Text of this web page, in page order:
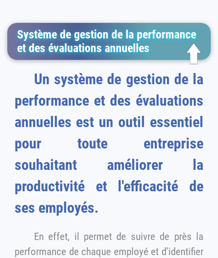
Système de gestion de la performance
et des évaluations annuelles
Un système de gestion de la
performance et des évaluations
annuelles est un outil essentiel
pour toute entreprise
souhaitant améliorer la
productivité et l'efficacité de
ses employés.
En effet, il permet de suivre de près la
performance de chaque employé et d'identifier